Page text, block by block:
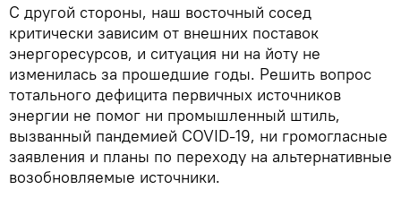
С другой стороны, наш восточный сосед
критически зависим от внешних поставок
энергоресурсов, и ситуация ни на йоту не
изменилась за прошедшие годы. Решить вопрос
тотального дефицита первичных источников
энергии не помог ни промышленный штиль,
вызванный пандемией COVID-19, ни громогласные
заявления и планы по переходу на альтернативные
возобновляемые источники.